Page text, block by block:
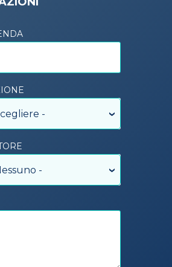
-
-